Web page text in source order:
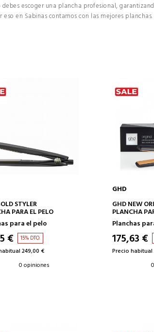
escoger una plancha profesional,
en Sabinas contamos con las mejores
AÑADIR A LA CESTA
STYLER
PARA EL PELO
para el pelo
€ 15% DTO.
249,00 €
0 opiniones
GHD
GHD NEW
PLANCHA
Planchas
175,63 €
Precio habitual